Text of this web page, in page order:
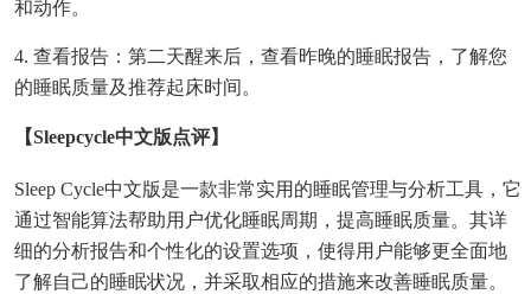
和动作。
4. 查看报告：第二天醒来后，查看昨晚的睡眠报告，了解您
的睡眠质量及推荐起床时间。
【sleepcycle中文版点评】
Sleep Cycle中文版是一款非常实用的睡眠管理与分析工具，它
通过智能算法帮助用户优化睡眠周期，提高睡眠质量。其详
细的分析报告和个性化的设置选项，使得用户能够更全面地
了解自己的睡眠状况，并采取相应的措施来改善睡眠质量。